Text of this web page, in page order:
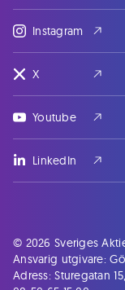
Instagram
X
Youtube
LinkedIn
© 2026 Sveriges
Ansvarig utgivare:
Adress: Sturegatan